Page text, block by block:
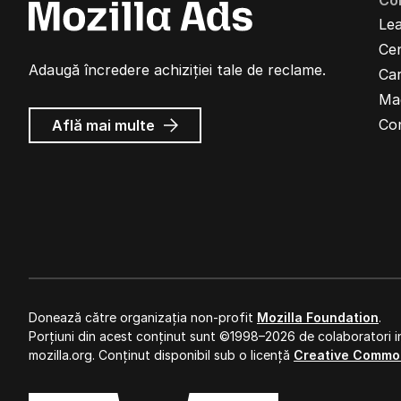
Adaugă încredere achiziției tale de reclame.
Află mai multe despre
Reclame
Donează către organizația non-profit Mozilla Foundation.
Porțiuni din acest conținut sunt ©1998–2026 de colaboratori
mozilla.org. Conținut disponibil sub o licență Creative